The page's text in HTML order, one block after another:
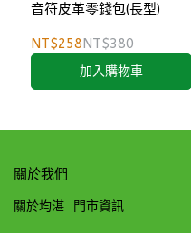
音符皮革零錢包(長型)
NT$258NT$380
加入購物車
關於我們
關於均湛 門市資訊